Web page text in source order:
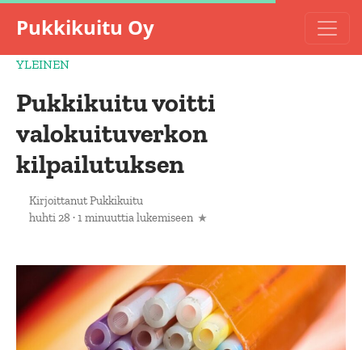
Pukkikuitu Oy
YLEINEN
Pukkikuitu voitti
valokuituverkon
kilpailutuksen
KirjoittanutPukkikuitu
huhti 28 ·1 minuuttia lukemiseen